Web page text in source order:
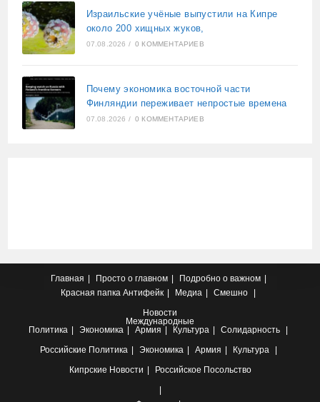
Израильские учёные выпустили на Кипре
около 200 хищных жуков,
07.08.2026 / 0 КОММЕНТАРИЕВ
Почему экономика восточной части
Финляндии переживает непростые времена
07.08.2026 / 0 КОММЕНТАРИЕВ
Главная Просто о главном
Подробно о важном
Красная папка Антифейк Медиа
Смешно
Новости
Международные
Политика
Экономика Армия Культура
Солидарность
Российские Политика Экономика Армия
Культура
Кипрские Новости Российское Посольство